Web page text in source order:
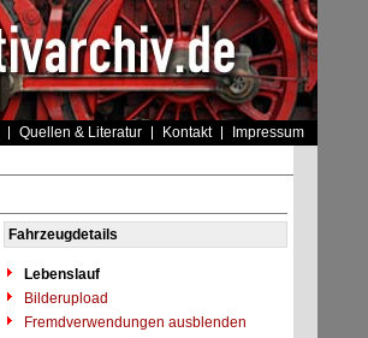
Quellen & Literatur Kontakt Impressum
Fahrzeugdetails
Lebenslauf
Bilderupload
Fremdverwendungen ausblenden